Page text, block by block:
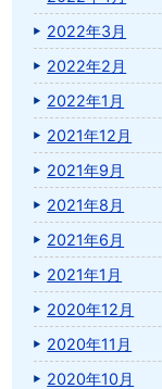
2022年3月
2022年2月
2022年1月
2021年12月
2021年9月
2021年8月
2021年6月
2021年1月
2020年12月
2020年11月
2020年10月